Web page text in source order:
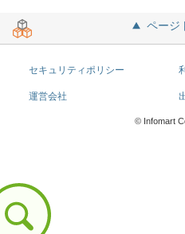
ページ
セキュリティポリシー
運営会社
© Infomart